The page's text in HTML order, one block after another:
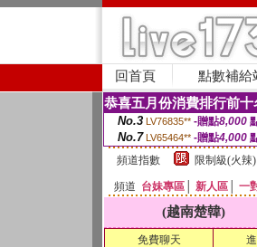
回首頁 點數補給
恭喜五月份消費排行前
No.3 LV76835** -贈點8,000
No.7 LV65464** -贈點4,000
頻道指數
限制級(火辣)
頻道 台妹專區 新人區 一
(越南楚韓)
免費聊天